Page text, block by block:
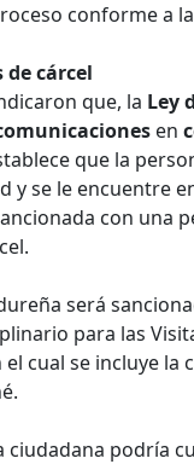
conforme a
de cárcel
que, la Ley
en
que la
y se le encuentre
con una
será
para las
cual se incluye la
ciudadana podría